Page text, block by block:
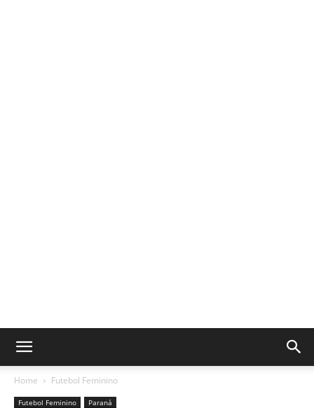
Home Futebol Feminino
Futebol Feminino Paraná